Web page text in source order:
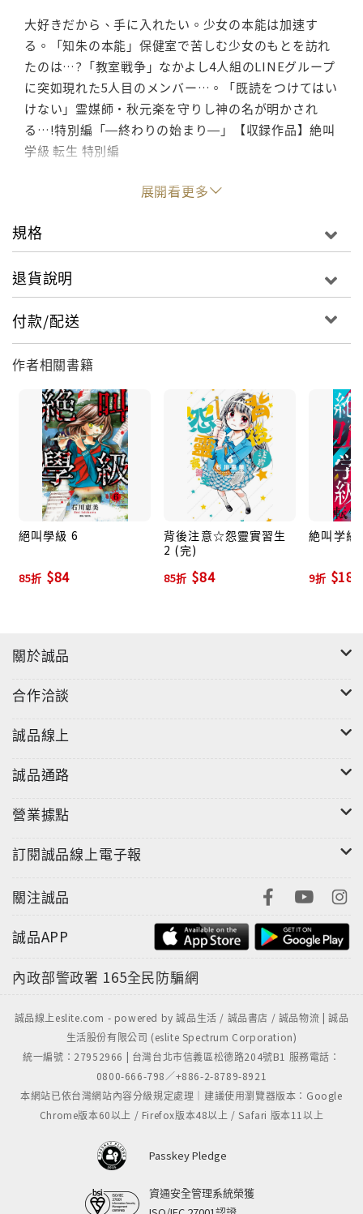
大好きだから、手に入れたい。少女の本能は加速す
る。「知朱の本能」保健室で苦しむ少女のもとを訪れ
たのは…?「教室戦争」なかよし4人組のLINEグループ
に突如現れた5人目のメンバー…。「既読をつけてはい
けない」霊媒師・秋元楽を守りし神の名が明かされ
る…!特別編「―終わりの始まり―」【収録作品】絶叫
学級 転生 特別編
展開看更多
規格
退貨說明
付款/配送
作者相關書籍
絕叫學級 6
85折 $84
背後注意☆怨靈實習生
2 (完)
85折 $84
絶叫学級
9折 $180
關於誠品
合作洽談
誠品線上
誠品通路
營業據點
訂閱誠品線上電子報
關注誠品
誠品APP
內政部警政署 165全民防騙網
誠品線上eslite.com - powered by 誠品生活 / 誠品書店 / 誠品物流 | 誠品
生活股份有限公司 (eslite Spectrum Corporation)
統一編號：27952966 | 台灣台北市信義區松德路204號B1 服務電話：
0800-666-798／+886-2-8789-8921
本網站已依台灣網站內容分級規定處理｜建議使用瀏覽器版本：Google
Chrome版本60以上 / Firefox版本48以上 / Safari 版本11以上
Passkey Pledge
資通安全管理系統榮獲